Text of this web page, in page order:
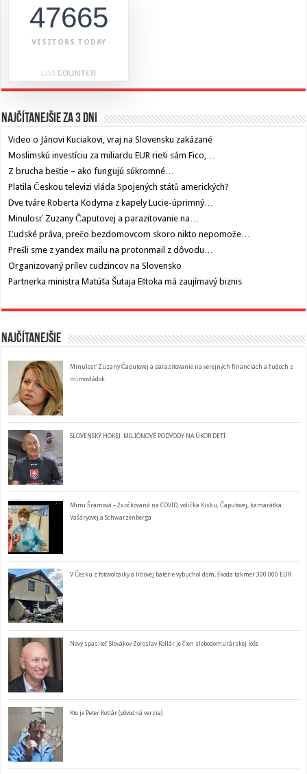
47665
VISITORS TODAY
Najčítanejšie za 3 dni
Video o Jánovi Kuciakovi, vraj na Slovensku zakázané
Moslimskú investíciu za miliardu EUR rieši sám Fico,…
Z brucha beštie – ako fungujú súkromné…
Platila Českou televizi vláda Spojených států amerických?
Dve tváre Roberta Kodyma z kapely Lucie-úprimný…
Minulosť Zuzany Čaputovej a parazitovanie na…
Ľudské práva, prečo bezdomovcom skoro nikto nepomože…
Prešli sme z yandex mailu na protonmail z dôvodu…
Organizovaný prílev cudzincov na Slovensko
Partnerka ministra Matúša Šutaja Eštoka má zaujímavý biznis
Najčítanejšie
Minulosť Zuzany Čaputovej a parazitovanie na verejných financiách a ľudoch z
mimovládok
SLOVENSKÝ HOKEJ: MILIÓNOVÉ PODVODY NA ÚKOR DETÍ
Mimi Šramová – 2x očkovaná na COVID, volička Kisku, Čaputovej, kamarátka
Vašáryovej a Schwarzenberga
V Česku z fotovoltaiky a lítiovej batérie vybuchol dom, škoda takmer 300 000 EUR
Nový spasiteľ Slovákov Zoroslav Kollár je člen slobodomurárskej lóže
Kto je Peter Kotlár (pôvodná verzia)